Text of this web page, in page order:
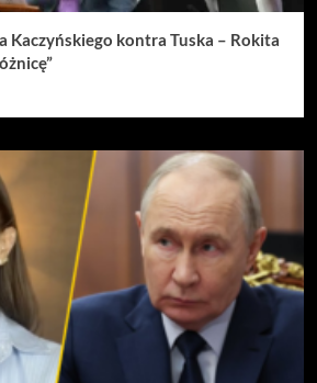
Kaczyńskiego kontra Tuska – Rokita